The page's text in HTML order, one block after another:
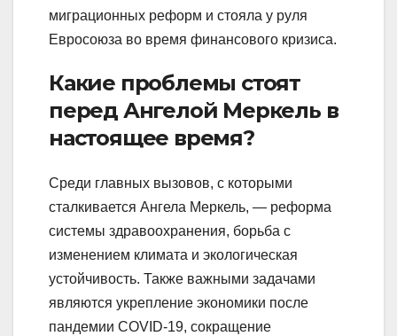
миграционных реформ и стояла у руля
Евросоюза во время финансового кризиса.
Какие проблемы стоят
перед Ангелой Меркель в
настоящее время?
Среди главных вызовов, с которыми
сталкивается Ангела Меркель, — реформа
системы здравоохранения, борьба с
изменением климата и экологическая
устойчивость. Также важными задачами
являются укрепление экономики после
пандемии COVID-19, сокращение